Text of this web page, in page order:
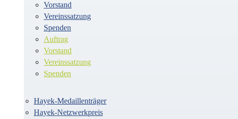
Vorstand
Vereinssatzung
Spenden
Auftrag
Vorstand
Vereinssatzung
Spenden
Hayek-Medaillenträger
Hayek-Netzwerkpreis